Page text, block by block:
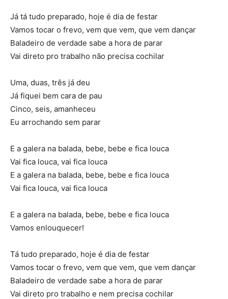
Já tá tudo preparado, hoje é dia de festar
Vamos tocar o frevo, vem que vem, que vem dançar
Baladeiro de verdade sabe a hora de parar
Vai direto pro trabalho não precisa cochilar
Uma, duas, três já deu
Já fiquei bem cara de pau
Cinco, seis, amanheceu
Eu arrochando sem parar
E a galera na balada, bebe, bebe e fica louca
Vai fica louca, vai fica louca
E a galera na balada, bebe, bebe e fica louca
Vai fica louca, vai fica louca
E a galera na balada, bebe, bebe e fica louca
Vamos enlouquecer!
Tá tudo preparado, hoje é dia de festar
Vamos tocar o frevo, vem que vem, que vem dançar
Baladeiro de verdade sabe a hora de parar
Vai direto pro trabalho e nem precisa cochilar